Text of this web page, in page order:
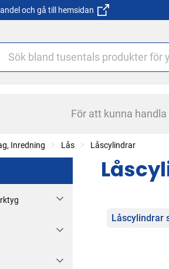
och gå till hemsidan
För att kunna
Inredning Lås Låscylindrar
Kategorier
Låscylindrar